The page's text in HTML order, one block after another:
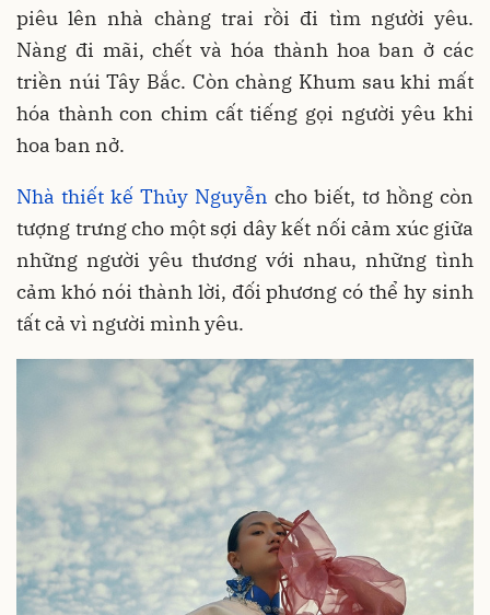
piêu lên nhà chàng trai rồi đi tìm người yêu.
Nàng đi mãi, chết và hóa thành hoa ban ở các
triền núi Tây Bắc. Còn chàng Khum sau khi mất
hóa thành con chim cất tiếng gọi người yêu khi
hoa ban nở.
Nhà thiết kế Thủy Nguyễn cho biết, tơ hồng còn
tượng trưng cho một sợi dây kết nối cảm xúc giữa
những người yêu thương với nhau, những tình
cảm khó nói thành lời, đối phương có thể hy sinh
tất cả vì người mình yêu.